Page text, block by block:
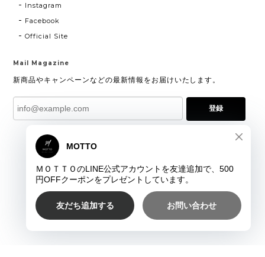
Instagram
Facebook
Official Site
Mail Magazine
新商品やキャンペーンなどの最新情報をお届けいたします。
登録